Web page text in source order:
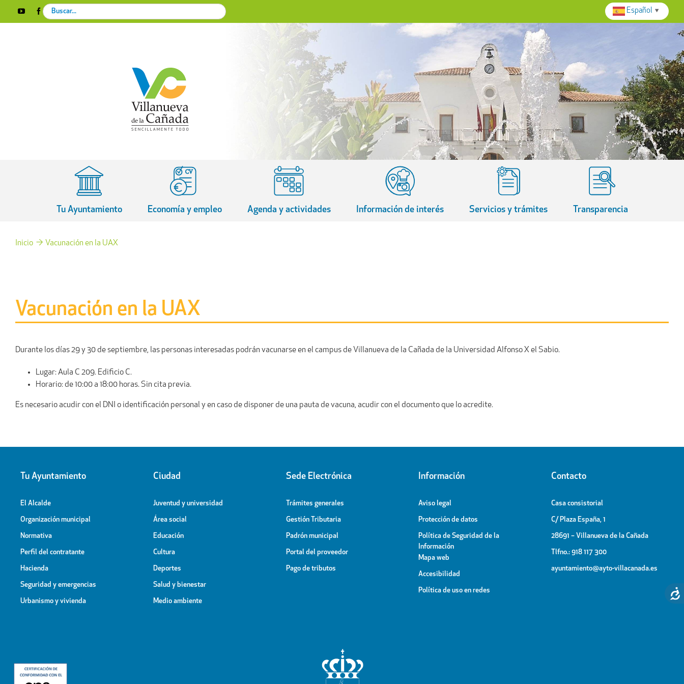
YouTubeFacebookInstagram
X
Search
for:
Tu Ayuntamiento Economía y empleo Agenda y actividades Información de interés Servicios y trámites Transparencia
Inicio Vacunación en la UAX
Vacunación en la UAX
Durante los días 29 y 30 de septiembre, las personas interesadas podrán vacunarse en el campus de Villanueva de la Cañada de la Universidad Alfonso X el Sabio.
Lugar: Aula C 209. Edificio C.
Horario: de 10:00 a 18:00 horas. Sin cita previa.
Es necesario acudir con el DNI o identificación personal y en caso de disponer de una pauta de vacuna, acudir con el documento que lo acredite.
Tu Ayuntamiento
El Alcalde
Organización municipal
Normativa
Perfil del contratante
Hacienda
Seguridad y emergencias
Urbanismo y vivienda
Ciudad
Juventud y universidad
Área social
Educación
Cultura
Deportes
Salud y bienestar
Medio ambiente
Sede Electrónica
Trámites generales
Gestión Tributaria
Padrón municipal
Portal del proveedor
Pago de tributos
Información
Aviso legal
Protección de datos
Política de Seguridad de la
Información
Mapa web
Accesibilidad
Política de uso en redes
Contacto
Casa consistorial
C/ Plaza España, 1
28691 – Villanueva de la Cañada
Tlfno.: 918 117 300
ayuntamiento@ayto-villacanada.es
Español ▼